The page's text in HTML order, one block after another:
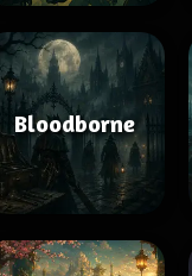
Bloodborne